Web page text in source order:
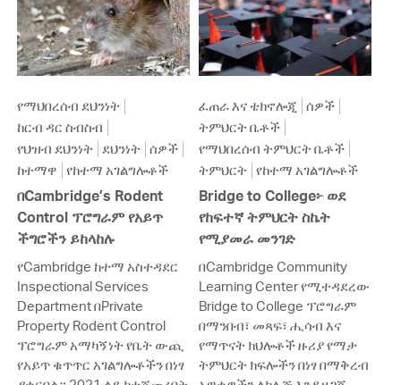
የማህበረሰብ ደህንነት
ከርብ ዳር ስብስብ
የህዝብ ደህንነት ደህንነት ሰዎች
ከተማዋ የከተማ አገልግሎቶች
በCambridge’s Rodent
Control ፕሮግራም የአይጥ
ችግሮችን ይከላከሉ
የCambridge ከተማ አስተዳደር
Inspectional Services
Department በPrivate
Property Rodent Control
ፕሮግራም አማካኝነት የቤት ውጪ
የአይጥ ቁጥጥር አገልግሎቶችን በነፃ
ፈጠራ እና ቴክኖሎጂ ሰዎች
ትምህርት ቤቶች
የማህበረሰብ ትምህርት ቤቶች
ትምህርት የከተማ አገልግሎቶች
Bridge to College፦ ወደ
የከፍተኛ ትምህርት ስኬት
የሚያመራ መንገድ
በCambridge Community
Learning Center የሚተዳደረው
Bridge to College ፕሮግራም
በማንበብ፣ መጻፍ፣ ሒሳብ እና
የማጥናት ክህሎቶች ዙሪያ የማታ
ትምህርት ክፍሎችን በነፃ በማቅረብ